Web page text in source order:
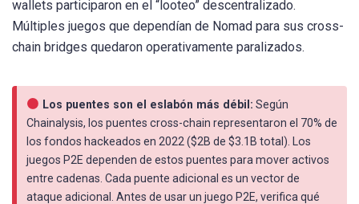
wallets participaron en el “looteo” descentralizado.
Múltiples juegos que dependían de Nomad para sus cross-
chain bridges quedaron operativamente paralizados.
Los puentes son el eslabón más débil: Según
Chainalysis, los puentes cross-chain representaron el 70% de
los fondos hackeados en 2022 ($2B de $3.1B total). Los
juegos P2E dependen de estos puentes para mover activos
entre cadenas. Cada puente adicional es un vector de
ataque adicional. Antes de usar un juego P2E, verifica qué